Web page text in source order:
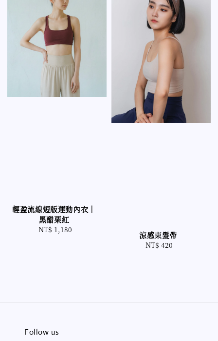
輕盈流線短版運動內衣｜
黑醋栗紅
Regular
NT$ 1,180
涼感束髮帶
Regular
NT$ 420
Follow us